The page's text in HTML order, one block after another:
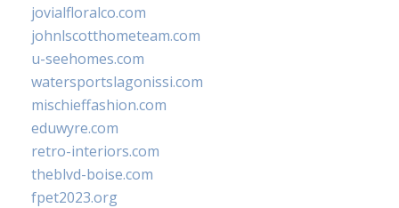
jovialfloralco.com
johnlscotthometeam.com
u-seehomes.com
watersportslagonissi.com
mischieffashion.com
eduwyre.com
retro-interiors.com
theblvd-boise.com
fpet2023.org